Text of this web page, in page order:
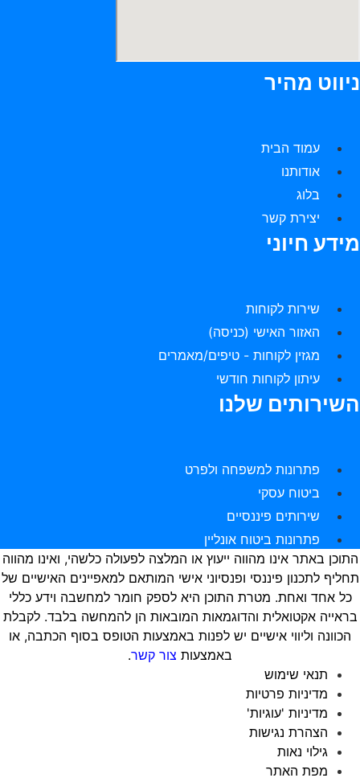
מהיר
עמוד הבית
אודותנו
בלוג
יצירת קשר
חיוני
שירות לקוחות
האזור האישי (כניסה)
מגזין לקוחות - טיפים/מאמרים
עיתון לקוחות חודשי
שלנו
פתרונות למשפחה ולפרט
ביטוח עסקי
שירותים פיננסיים
פתרונות ביטוח אונליין
באתר אינו מהווה ייעוץ או המלצה לפעולה כלשהי, ואינו מהווה
לתכנון פיננסי ופנסיוני אישי המותאם למאפיינים האישיים של
כל אחד ואחת. מטרת התוכן היא לספק חומר למחשבה וידע כללי
בראייה אקטואלית והדוגמאות המובאות הן להמחשה בלבד. לקבלת
הכוונה וליווי אישיים יש לפנות באמצעות הטופס בסוף הכתבה, או
באמצעות צור קשר.
תנאי שימוש
מדיניות פרטיות
מדיניות 'עוגיות'
הצהרת נגישות
גילוי נאות
מפת האתר